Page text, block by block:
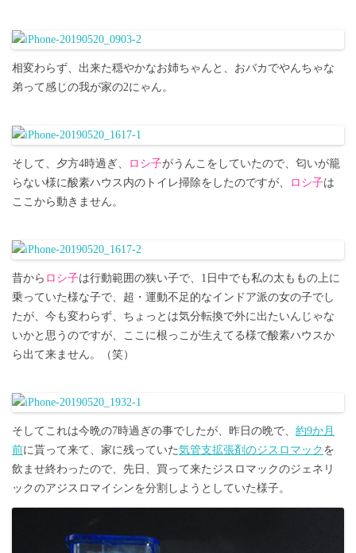
相変わらず、出来た穏やかなお姉ちゃんと、おバカでやんちゃな
弟って感じの我が家の2にゃん。
そして、夕方4時過ぎ、 ロシ子がうんこをしていたので、匂いが籠
らない様に酸素ハウス内のトイレ掃除をしたのですが、
ロシ子は
ここから動きません。
昔から ロシ子は行動範囲の狭い子で、1日中でも私の太ももの上に
乗っていた様な子で、超・運動不足的なインドア派の女の子でし
たが、今も変わらず、ちょっとは気分転換で外に出たいんじゃな
いかと思うのですが、ここに根っこが生えてる様で酸素ハウスか
ら出て来ません。（笑）
そしてこれは今晩の7時過ぎの事でしたが、昨日の晩で、 約9か月
前に貰って来て、家に残っていた気管支拡張剤のジスロマック を
飲ませ終わったので、先日、買って来たジスロマックのジェネリ
ックのアジスロマイシンを分割しようとしていた様子。